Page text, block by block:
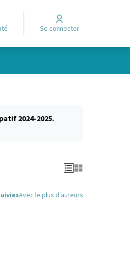
Se connecter
2024-2025.
Avec le plus d'auteurs